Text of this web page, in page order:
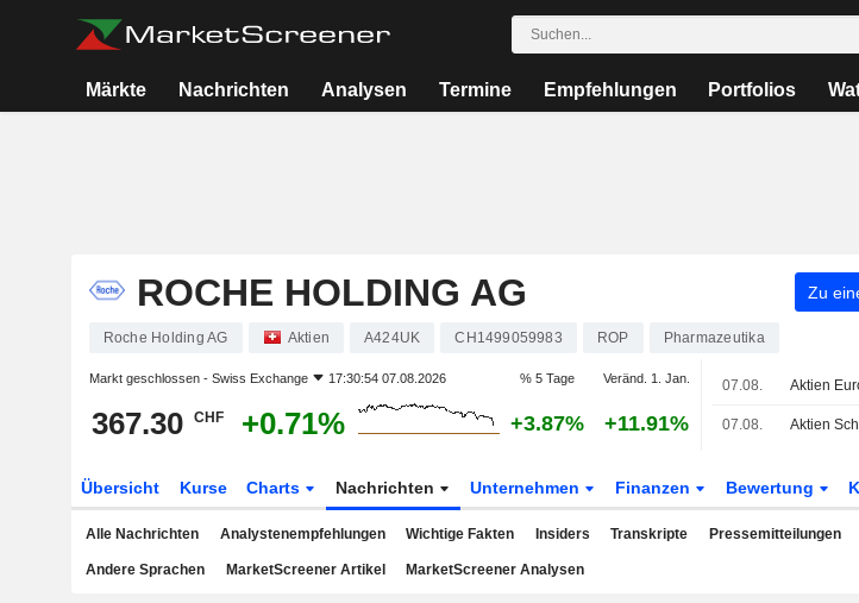
Märkte Nachrichten Analysen Termine Empfehlungen Portfolios
ROCHE HOLDING AG Zu
Roche Holding AG Aktien A424UK CH1499059983 ROP Pharmazeutika
Markt geschlossen - Swiss Exchange 17:30:54 07.08.2026 % 5 Tage Veränd. 1. Jan.
367.30 CHF +0.71% +3.87% +11.91%
07.08.
07.08.
Übersicht Kurse Charts Nachrichten Unternehmen Finanzen Bewertung
Alle Nachrichten Analystenempfehlungen Wichtige Fakten Insiders Transkripte Pressemitteilungen
Andere Sprachen MarketScreener Artikel MarketScreener Analysen